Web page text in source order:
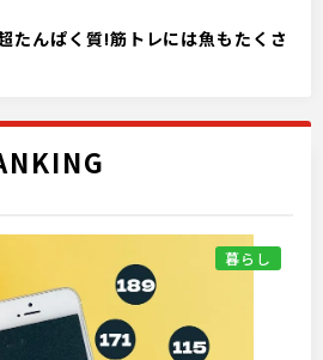
たんぱく質!筋トレには魚もたくさ
暮らし